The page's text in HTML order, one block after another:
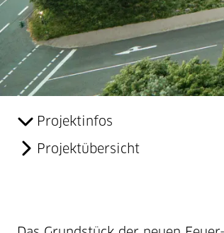
Projektinfos
Projektübersicht